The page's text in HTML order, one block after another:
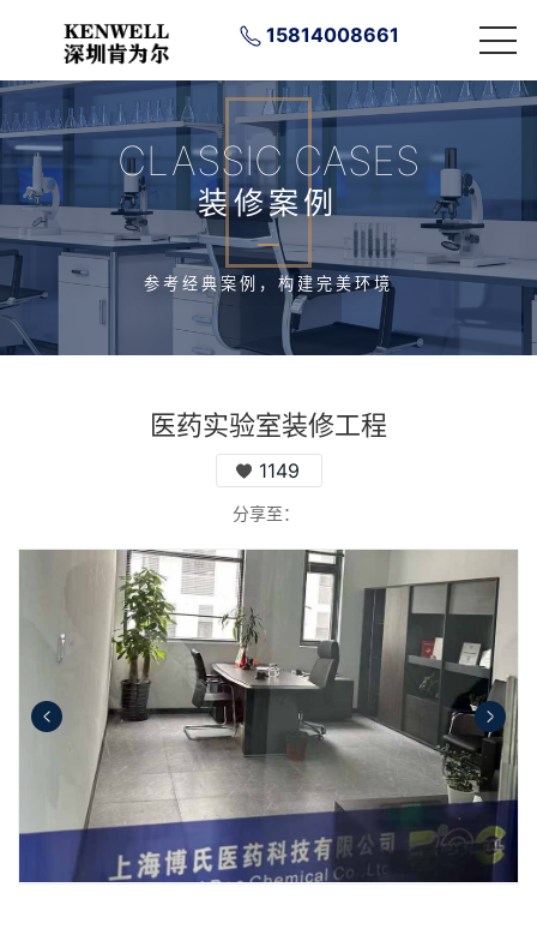
15814008661
CLASSIC CASES
装修案例
参考经典案例，构建完美环境
医药实验室装修工程
1149
分享至：